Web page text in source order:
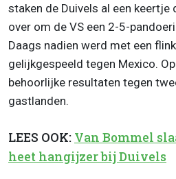
staken de Duivels al een keertje
over om de VS een 2-5-
Daags nadien werd met een
gelijkgespeeld tegen Mexico.
behoorlijke resultaten tegen
gastlanden.
LEES OOK: Van Bommel
heet hangijzer bij Duivels